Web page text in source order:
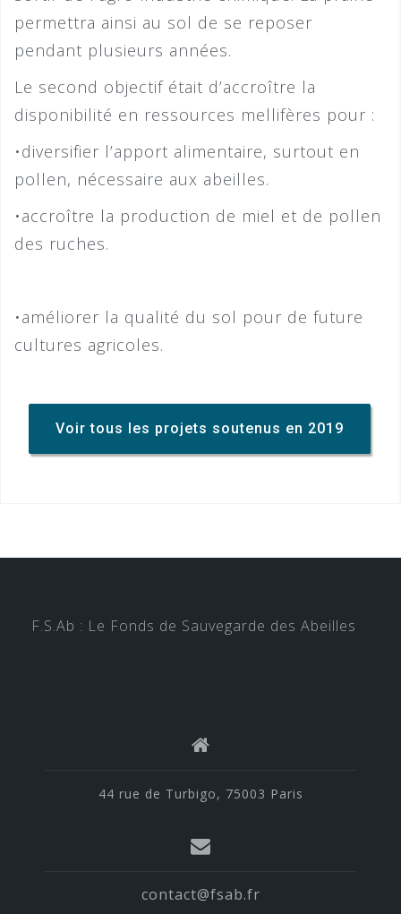
permettra ainsi au sol de se reposer
pendant plusieurs années.
Le second objectif était d’accroître la
disponibilité en ressources mellifères pour :
•diversifier l’apport alimentaire, surtout en
pollen, nécessaire aux abeilles.
•accroître la production de miel et de pollen
des ruches.
•améliorer la qualité du sol pour de future
cultures agricoles.
Voir tous les projets soutenus en 2019
F.S.Ab : Le Fonds de Sauvegarde des Abeilles
44 rue de Turbigo, 75003 Paris
contact@fsab.fr